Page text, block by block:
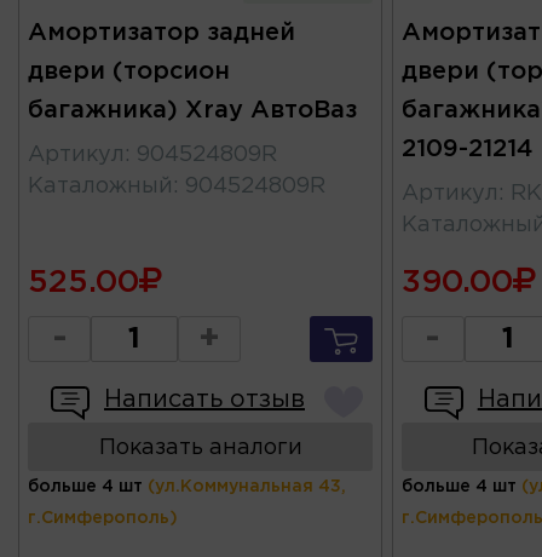
Амортизатор задней
двери (торсион
багажника) Xray АвтоВаз
Артикул : 904524809R
Каталожный : 904524809R
525.00
- +
Написать отзыв
Показать аналоги
больше 4 шт (ул.Коммунальная 43,
г.Симферополь)
двери
2109-
Артикул :
390.00
-
больше 4 шт